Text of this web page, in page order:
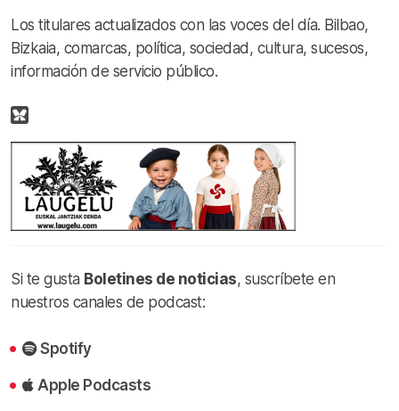
Los titulares actualizados con las voces del día. Bilbao,
Bizkaia, comarcas, política, sociedad, cultura, sucesos,
información de servicio público.
Si te gusta Boletines de noticias, suscríbete en
nuestros canales de podcast:
Spotify
Apple Podcasts